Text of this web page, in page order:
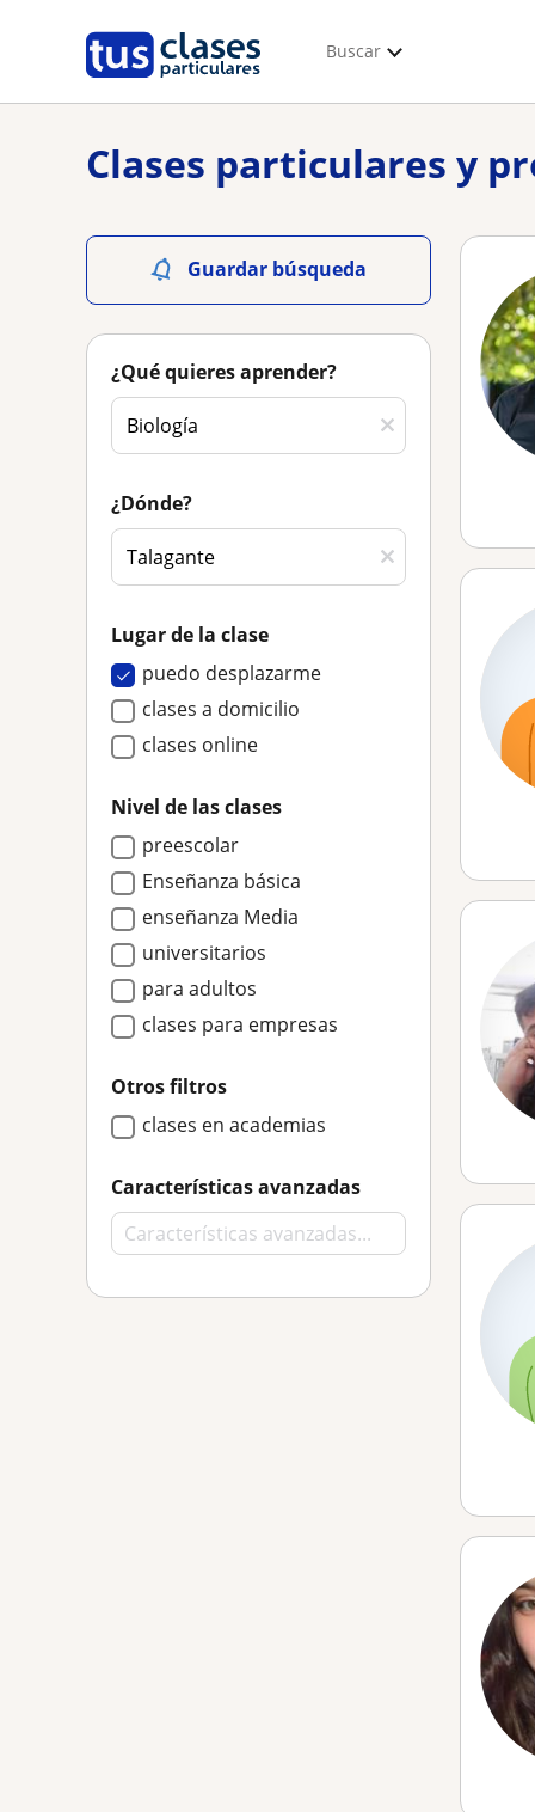
Buscar
Clases particulares y
Guardar búsqueda
¿Qué quieres aprender?
¿Dónde?
Lugar de la clase
puedo desplazarme
clases a domicilio
clases online
Nivel de las clases
preescolar
Enseñanza básica
enseñanza Media
universitarios
para adultos
clases para empresas
Otros filtros
clases en academias
Características avanzadas